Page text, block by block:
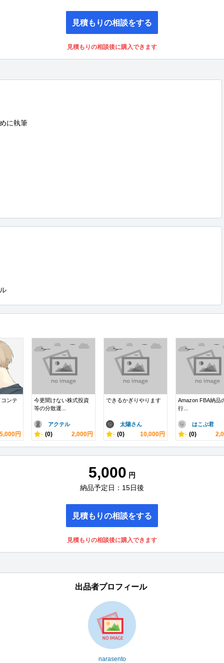
見積もりの相談をする
見積もりの相談後に購入できます
に執筆
ンテ
5,000円
今更聞けない株式投資
等の分散運...
アクテル
- (0) 2,000円
できるかぎりやります
太陽さん
- (0) 10,000円
Amazon FBA納品
行...
はこぶ君
- (0)
5,000 円
納品予定日：15日後
見積もりの相談をする
見積もりの相談後に購入できます
出品者プロフィール
narasento